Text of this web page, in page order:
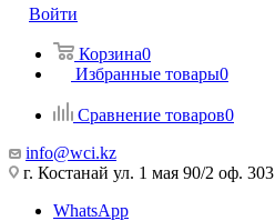
Войти
Корзина0
Избранные товары0
Сравнение товаров0
info@wci.kz
г. Костанай ул. 1 мая 90/2 оф. 303
WhatsApp